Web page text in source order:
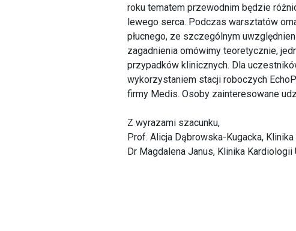
roku tematem przewodnim będzie
lewego serca. Podczas warsztatów
płucnego, ze szczególnym
zagadnienia omówimy teoretycznie,
przypadków klinicznych. Dla
wykorzystaniem stacji roboczych
firmy Medis. Osoby zainteresowane
Z wyrazami szacunku,
Prof. Alicja Dąbrowska-Kugacka,
Dr Magdalena Janus, Klinika